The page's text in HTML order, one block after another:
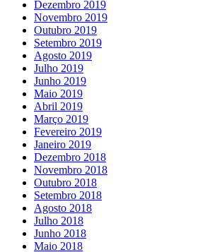
Dezembro 2019
Novembro 2019
Outubro 2019
Setembro 2019
Agosto 2019
Julho 2019
Junho 2019
Maio 2019
Abril 2019
Março 2019
Fevereiro 2019
Janeiro 2019
Dezembro 2018
Novembro 2018
Outubro 2018
Setembro 2018
Agosto 2018
Julho 2018
Junho 2018
Maio 2018